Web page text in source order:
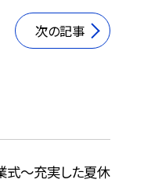
次の記事
式〜充実した夏休